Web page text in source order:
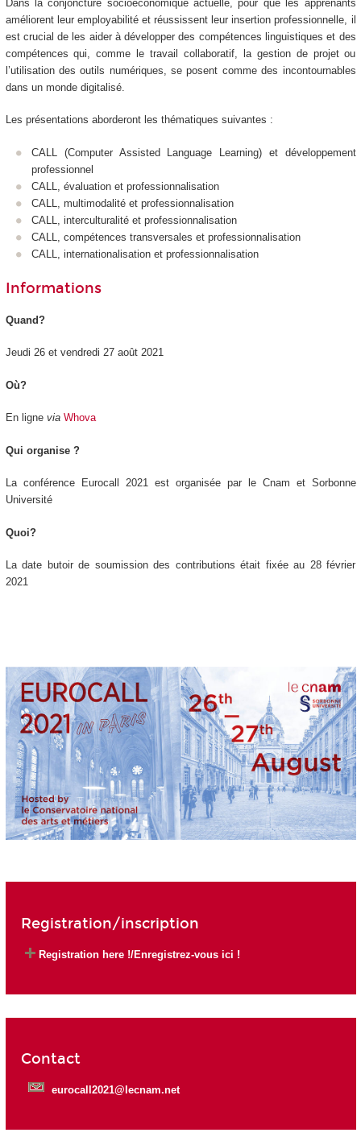
Dans la conjoncture socioéconomique actuelle, pour que les apprenants
améliorent leur employabilité et réussissent leur insertion professionnelle, il
est crucial de les aider à développer des compétences linguistiques et des
compétences qui, comme le travail collaboratif, la gestion de projet ou
l’utilisation des outils numériques, se posent comme des incontournables
dans un monde digitalisé.
Les présentations aborderont les thématiques suivantes :
CALL (Computer Assisted Language Learning) et développement
professionnel
CALL, évaluation et professionnalisation
CALL, multimodalité et professionnalisation
CALL, interculturalité et professionnalisation
CALL, compétences transversales et professionnalisation
CALL, internationalisation et professionnalisation
Informations
Quand?
Jeudi 26 et vendredi 27 août 2021
Où?
En ligne via Whova
Qui organise ?
La conférence Eurocall 2021 est organisée par le Cnam et Sorbonne
Université
Quoi?
La date butoir de soumission des contributions était fixée au 28 février
2021
Registration/inscription
Registration here !/Enregistrez-vous ici !
Contact
eurocall2021@lecnam.net